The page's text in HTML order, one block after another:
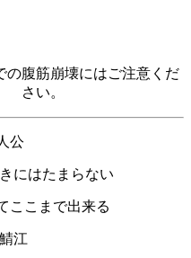
の腹筋崩壊にはご注意くだ
さい。
公
にはたまらない
ここまで出来る
江